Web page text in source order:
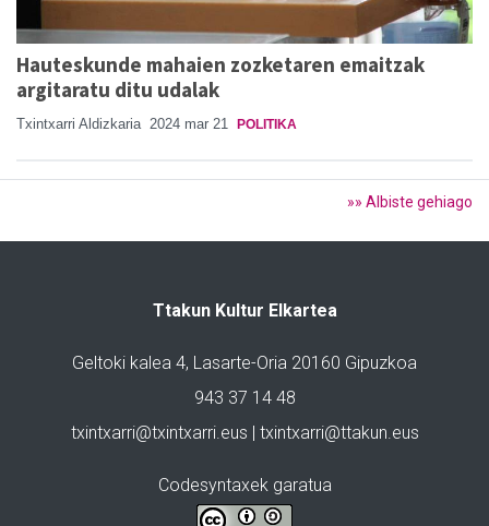
Hauteskunde mahaien zozketaren emaitzak
argitaratu ditu udalak
Txintxarri Aldizkaria 2024 mar 21 POLITIKA
»» Albiste gehiago
Ttakun Kultur Elkartea
Geltoki kalea 4, Lasarte-Oria 20160 Gipuzkoa
943 37 14 48
txintxarri@txintxarri.eus | txintxarri@ttakun.eus
Codesyntaxek garatua